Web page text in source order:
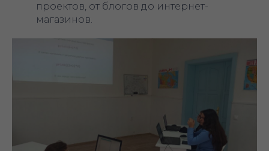
проектов, от блогов до интернет-
магазинов.